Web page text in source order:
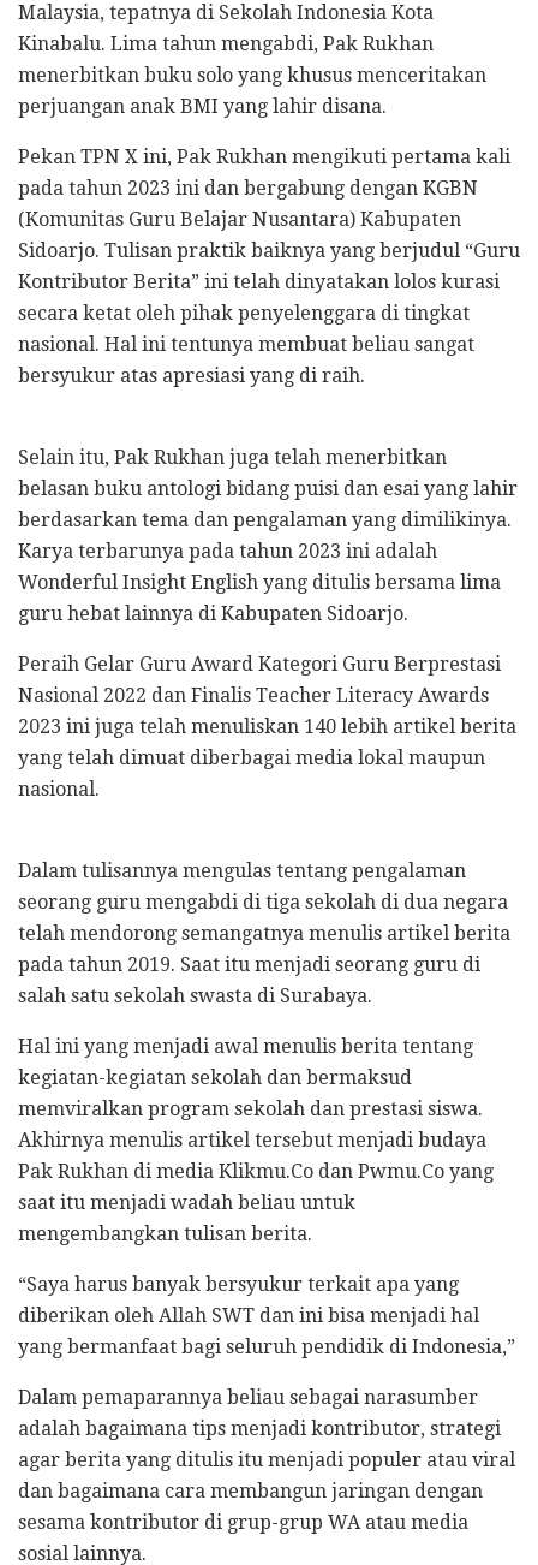
Malaysia, tepatnya di Sekolah Indonesia Kota
Kinabalu. Lima tahun mengabdi, Pak Rukhan
menerbitkan buku solo yang khusus menceritakan
perjuangan anak BMI yang lahir disana.
Pekan TPN X ini, Pak Rukhan mengikuti pertama kali
pada tahun 2023 ini dan bergabung dengan KGBN
(Komunitas Guru Belajar Nusantara) Kabupaten
Sidoarjo. Tulisan praktik baiknya yang berjudul “Guru
Kontributor Berita” ini telah dinyatakan lolos kurasi
secara ketat oleh pihak penyelenggara di tingkat
nasional. Hal ini tentunya membuat beliau sangat
bersyukur atas apresiasi yang di raih.
Selain itu, Pak Rukhan juga telah menerbitkan
belasan buku antologi bidang puisi dan esai yang lahir
berdasarkan tema dan pengalaman yang dimilikinya.
Karya terbarunya pada tahun 2023 ini adalah
Wonderful Insight English yang ditulis bersama lima
guru hebat lainnya di Kabupaten Sidoarjo.
Peraih Gelar Guru Award Kategori Guru Berprestasi
Nasional 2022 dan Finalis Teacher Literacy Awards
2023 ini juga telah menuliskan 140 lebih artikel berita
yang telah dimuat diberbagai media lokal maupun
nasional.
Dalam tulisannya mengulas tentang pengalaman
seorang guru mengabdi di tiga sekolah di dua negara
telah mendorong semangatnya menulis artikel berita
pada tahun 2019. Saat itu menjadi seorang guru di
salah satu sekolah swasta di Surabaya.
Hal ini yang menjadi awal menulis berita tentang
kegiatan-kegiatan sekolah dan bermaksud
memviralkan program sekolah dan prestasi siswa.
Akhirnya menulis artikel tersebut menjadi budaya
Pak Rukhan di media Klikmu.Co dan Pwmu.Co yang
saat itu menjadi wadah beliau untuk
mengembangkan tulisan berita.
“Saya harus banyak bersyukur terkait apa yang
diberikan oleh Allah SWT dan ini bisa menjadi hal
yang bermanfaat bagi seluruh pendidik di Indonesia,”
Dalam pemaparannya beliau sebagai narasumber
adalah bagaimana tips menjadi kontributor, strategi
agar berita yang ditulis itu menjadi populer atau viral
dan bagaimana cara membangun jaringan dengan
sesama kontributor di grup-grup WA atau media
sosial lainnya.